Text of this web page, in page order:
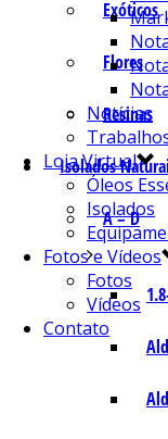
Exóticos
Flores
Resinas
Isolados
A – D
Notícias
Loja Virtual
Óleos
Isolados
Fotos e Vídeos
Fotos
Vídeos
Contato